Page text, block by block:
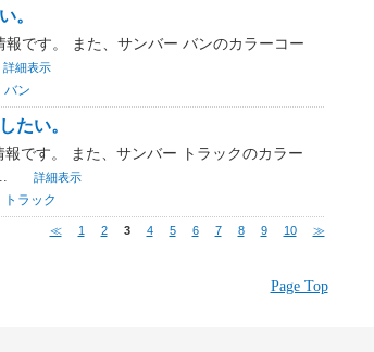
。
です。 また、サンバー バンのカラーコー
詳細表示
バン
たい。
です。 また、サンバー トラックのカラー
詳細表示
トラック
≪ 1 2 3 4 5 6 7 8 9 10 ≫
Page Top